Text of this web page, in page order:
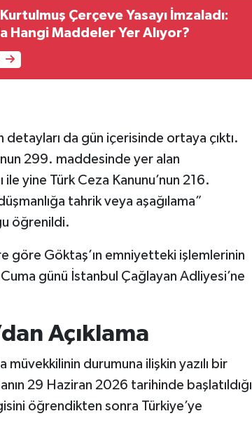
Çerçeve Yasayı İmzaladı:
Hangi Maddeler Yer Alıyor?
detayları da gün içerisinde ortaya çıktı.
299. maddesinde yer alan
yine Türk Ceza Kanunu’nun 216.
tahrik veya aşağılama”
öğrenildi.
göre Göktaş’ın emniyetteki işlemlerinin
günü İstanbul Çağlayan Adliyesi’ne
Açıklama
müvekkilinin durumuna ilişkin yazılı bir
29 Haziran 2026 tarihinde başlatıldığı
öğrendikten sonra Türkiye’ye